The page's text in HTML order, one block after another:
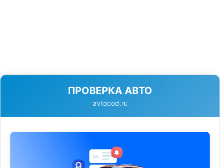
ПРОВЕРКА АВТО
avtocod.ru